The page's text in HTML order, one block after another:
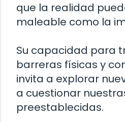
que la realidad
maleable como la
Su capacidad para
barreras físicas y
invita a explorar
a cuestionar
preestablecidas.